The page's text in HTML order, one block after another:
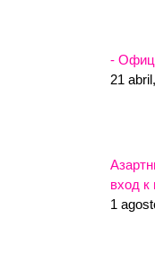
-
21
вход к
1